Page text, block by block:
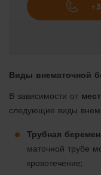
Виды внематочной
В зависимости от
следующие виды
Трубная
маточной трубе
кровотечение;